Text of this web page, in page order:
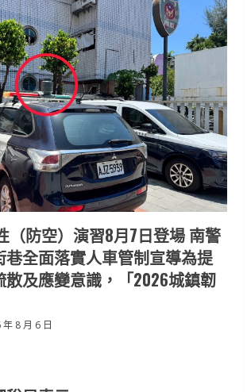
（防空）演習8月7日登場 南警
巷全面落實人車管制宣導為提
散及應變意識，「2026城鎮韌
8 月 6 日